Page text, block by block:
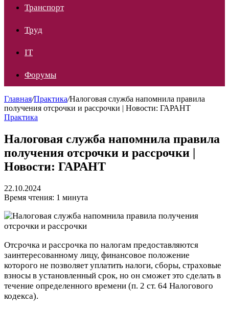
Транспорт
Труд
IT
Форумы
Главная/Практика/Налоговая служба напомнила правила
получения отсрочки и рассрочки | Новости: ГАРАНТ
Практика
Налоговая служба напомнила правила
получения отсрочки и рассрочки |
Новости: ГАРАНТ
22.10.2024
Время чтения: 1 минута
Отсрочка и рассрочка по налогам предоставляются
заинтересованному лицу, финансовое положение
которого не позволяет уплатить налоги, сборы, страховые
взносы в установленный срок, но он сможет это сделать в
течение определенного времени (п. 2 ст. 64 Налогового
кодекса).